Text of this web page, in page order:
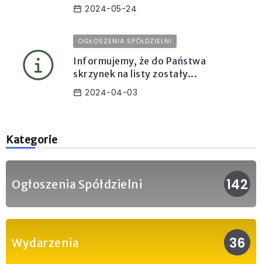
2024-05-24
OGŁOSZENIA SPÓŁDZIELNI
Informujemy, że do Państwa
skrzynek na listy zostały...
2024-04-03
Kategorie
Ogłoszenia Spółdzielni 142
Wydarzenia 36